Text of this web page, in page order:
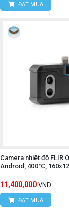
Xuân, Phường
ĐẶT MUA
Camera nhiệt độ FLIR
Android, 400°C,
11,400,000 VND
ĐẶT MUA